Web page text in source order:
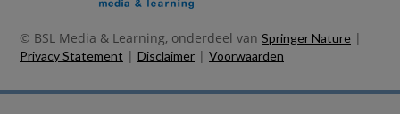
© BSL Media & Learning, onderdeel van Springer Nature |
Privacy Statement | Disclaimer | Voorwaarden